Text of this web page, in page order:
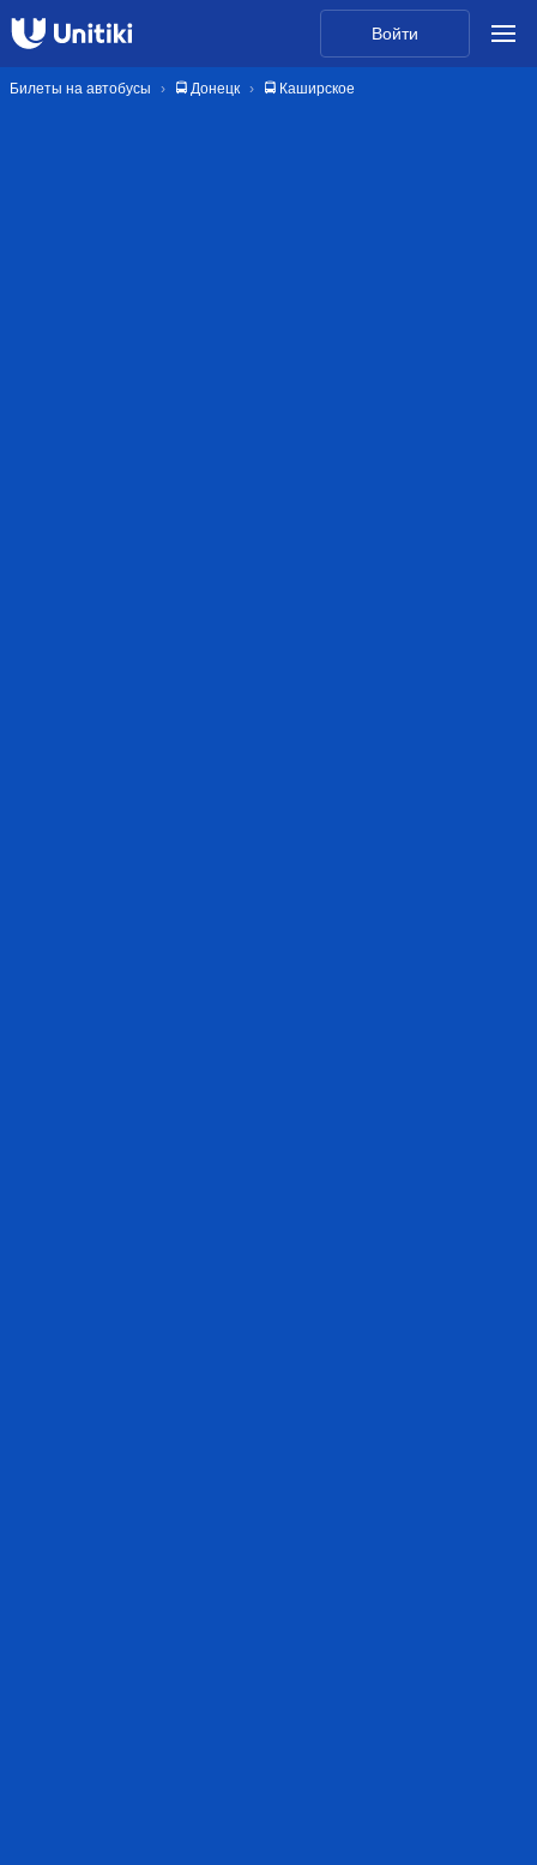
Войти
Билеты на автобусы 🚍 Донецк 🚍 Каширское